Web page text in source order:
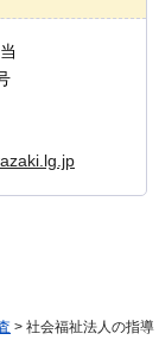
> 社会福祉法人の指導